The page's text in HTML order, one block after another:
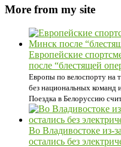
More from my site
Европейские
после “блестящей
Европы по велоспорту на
без национальных команд
Поездка в Белоруссию
Во Владивостоке из-
остались без